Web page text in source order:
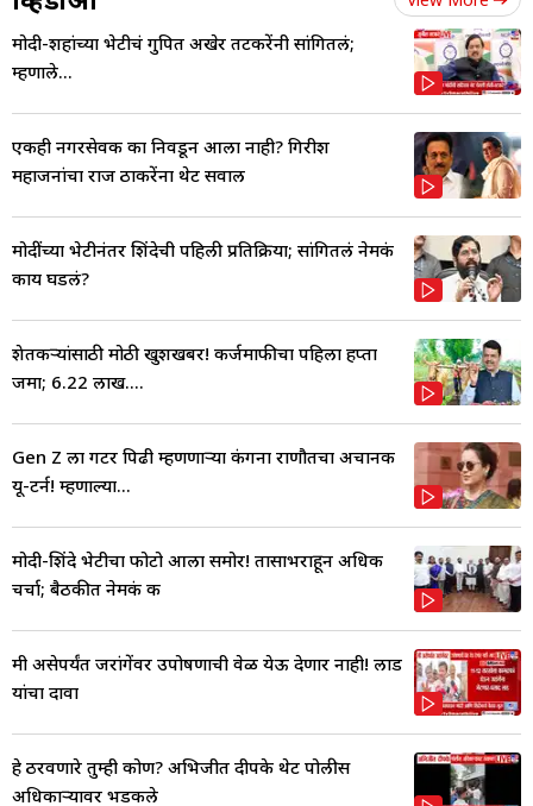
मोदी-शहांच्या भेटीचं गुपित अखेर तटकरेंनी सांगितलं;
म्हणाले...
एकही नगरसेवक का निवडून आला नाही? गिरीश
महाजनांचा राज ठाकरेंना थेट सवाल
मोदींच्या भेटीनंतर शिंदेची पहिली प्रतिक्रिया; सांगितलं नेमकं
काय घडलं?
शेतकऱ्यांसाठी मोठी खुशखबर! कर्जमाफीचा पहिला हप्ता
जमा; 6.22 लाख....
Gen Z ला गटर पिढी म्हणणाऱ्या कंगना राणौतचा अचानक
यू-टर्न! म्हणाल्या...
मोदी-शिंदे भेटीचा फोटो आला समोर! तासाभराहून अधिक
चर्चा; बैठकीत नेमकं क
मी असेपर्यंत जरांगेंवर उपोषणाची वेळ येऊ देणार नाही! लाड
यांचा दावा
हे ठरवणारे तुम्ही कोण? अभिजीत दीपके थेट पोलीस
अधिकाऱ्यावर भडकले